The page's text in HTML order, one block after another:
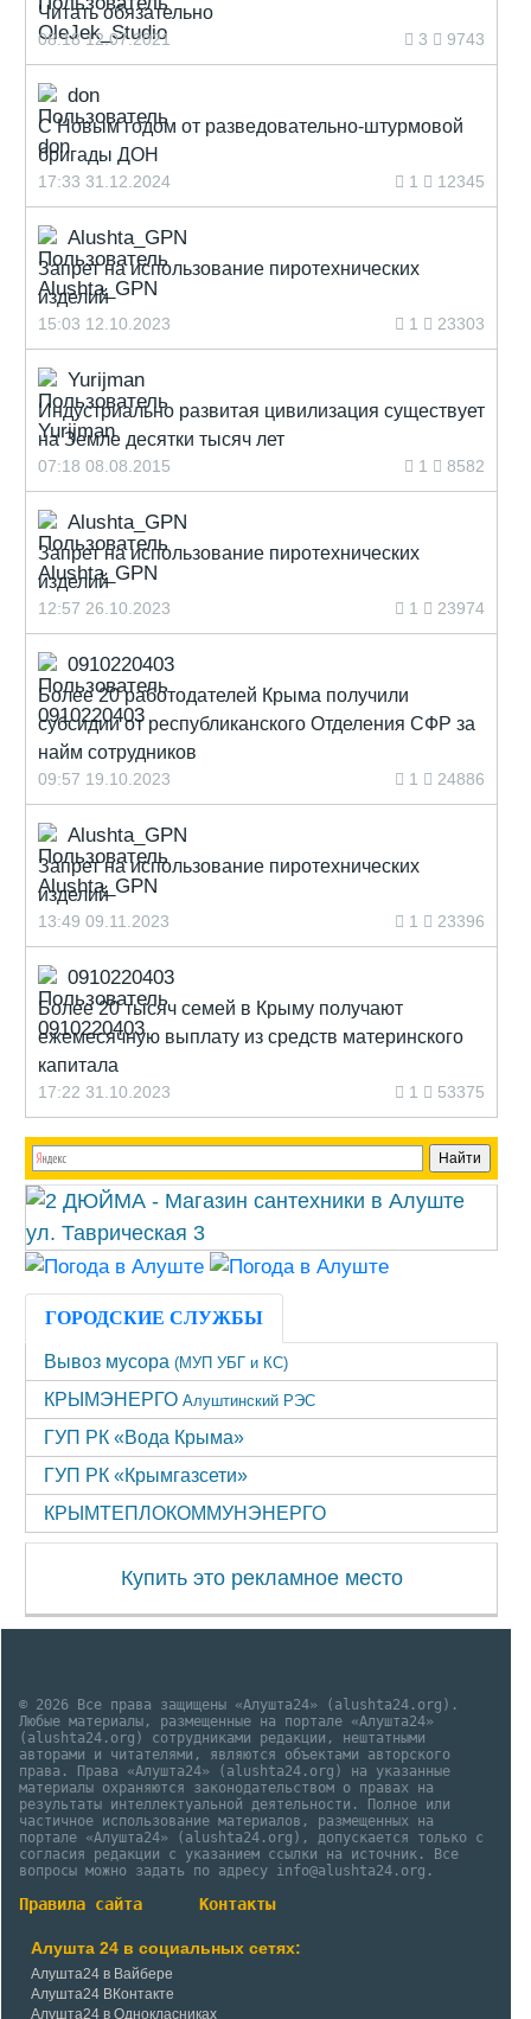
Читать обязательно
08:18 12.07.2021 3 9743
don
С Новым годом от разведовательно-штурмовой
бригады ДОН
17:33 31.12.2024 1 12345
Alushta_GPN
Запрет на использование пиротехнических
изделий
15:03 12.10.2023 1 23303
Yurijman
Индустриально развитая цивилизация существует
на Земле десятки тысяч лет
07:18 08.08.2015 1 8582
Alushta_GPN
Запрет на использование пиротехнических
изделий
12:57 26.10.2023 1 23974
0910220403
Более 20 работодателей Крыма получили
субсидии от республиканского Отделения СФР за
найм сотрудников
09:57 19.10.2023 1 24886
Alushta_GPN
Запрет на использование пиротехнических
изделий
13:49 09.11.2023 1 23396
0910220403
Более 20 тысяч семей в Крыму получают
ежемесячную выплату из средств материнского
капитала
17:22 31.10.2023 1 53375
ГОРОДСКИЕ СЛУЖБЫ
Вывоз мусора (МУП УБГ и КС)
КРЫМЭНЕРГО Алуштинский РЭС
ГУП РК «Вода Крыма»
ГУП РК «Крымгазсети»
КРЫМТЕПЛОКОММУНЭНЕРГО
Купить это рекламное место
© 2026 Все права защищены «Алушта24» (alushta24.org).
Любые материалы, размещенные на портале «Алушта24»
(alushta24.org) сотрудниками редакции, нештатными
авторами и читателями, являются объектами авторского
права. Права «Алушта24» (alushta24.org) на указанные
материалы охраняются законодательством о правах на
результаты интеллектуальной деятельности. Полное или
частичное использование материалов, размещенных на
портале «Алушта24» (alushta24.org), допускается только с
согласия редакции с указанием ссылки на источник. Все
вопросы можно задать по адресу info@alushta24.org.
Правила сайта Контакты
Алушта 24 в социальных сетях:
Алушта24 в Вайбере
Алушта24 ВКонтакте
Алушта24 в Однокласниках